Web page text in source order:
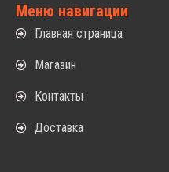
Меню навигации
Главная страница
Магазин
Контакты
Доставка